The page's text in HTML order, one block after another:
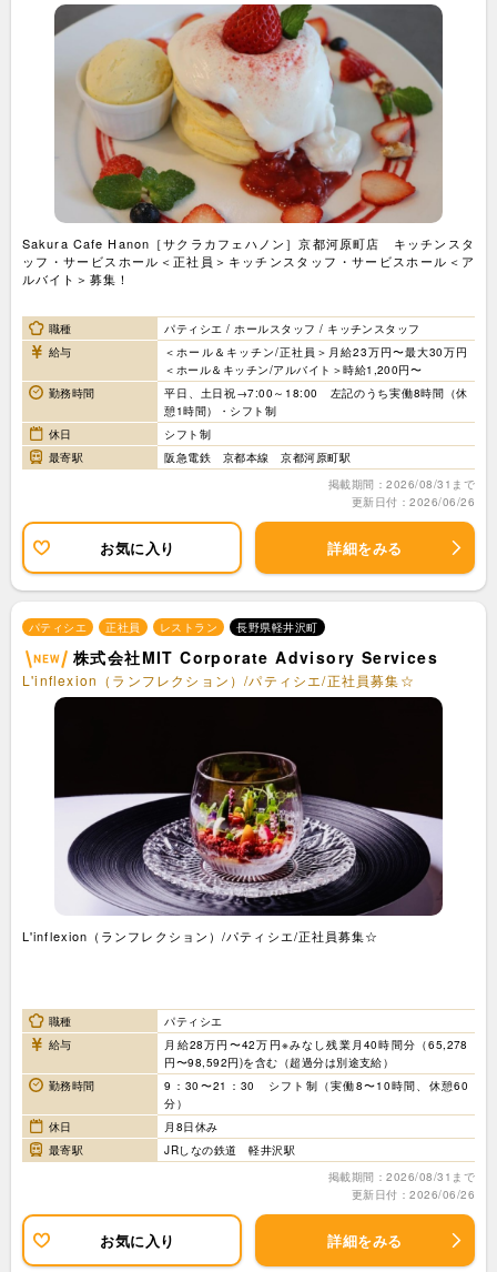
Sakura Cafe Hanon［サクラカフェハノン］京都河原町店 キッチンスタ
ッフ・サービスホール＜正社員＞キッチンスタッフ・サービスホール＜ア
ルバイト＞募集！
職種
パティシエ / ホールスタッフ / キッチンスタッフ
給与
＜ホール＆キッチン/正社員＞月給23万円〜最大30万円
＜ホール＆キッチン/アルバイト＞時給1,200円〜
勤務時間
平日、土日祝→7:00～18:00 左記のうち実働8時間（休
憩1時間）・シフト制
休日
シフト制
最寄駅
阪急電鉄 京都本線 京都河原町駅
掲載期間：2026/08/31まで
更新日付：2026/06/26
お気に入り 詳細をみる
パティシエ 正社員 レストラン 長野県軽井沢町
株式会社MIT Corporate Advisory Services
L'inflexion（ランフレクション）/パティシエ/正社員募集☆
L'inflexion（ランフレクション）/パティシエ/正社員募集☆
職種
パティシエ
給与
月給28万円〜42万円※みなし残業月40時間分（65,278
円〜98,592円)を含む（超過分は別途支給）
勤務時間
9：30〜21：30 シフト制（実働8〜10時間、休憩60
分）
休日
月8日休み
最寄駅
JRしなの鉄道 軽井沢駅
掲載期間：2026/08/31まで
更新日付：2026/06/26
お気に入り 詳細をみる